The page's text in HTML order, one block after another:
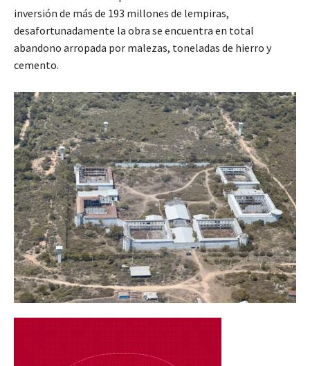
inversión de más de 193 millones de lempiras,
desafortunadamente la obra se encuentra en total
abandono arropada por malezas, toneladas de hierro y
cemento.